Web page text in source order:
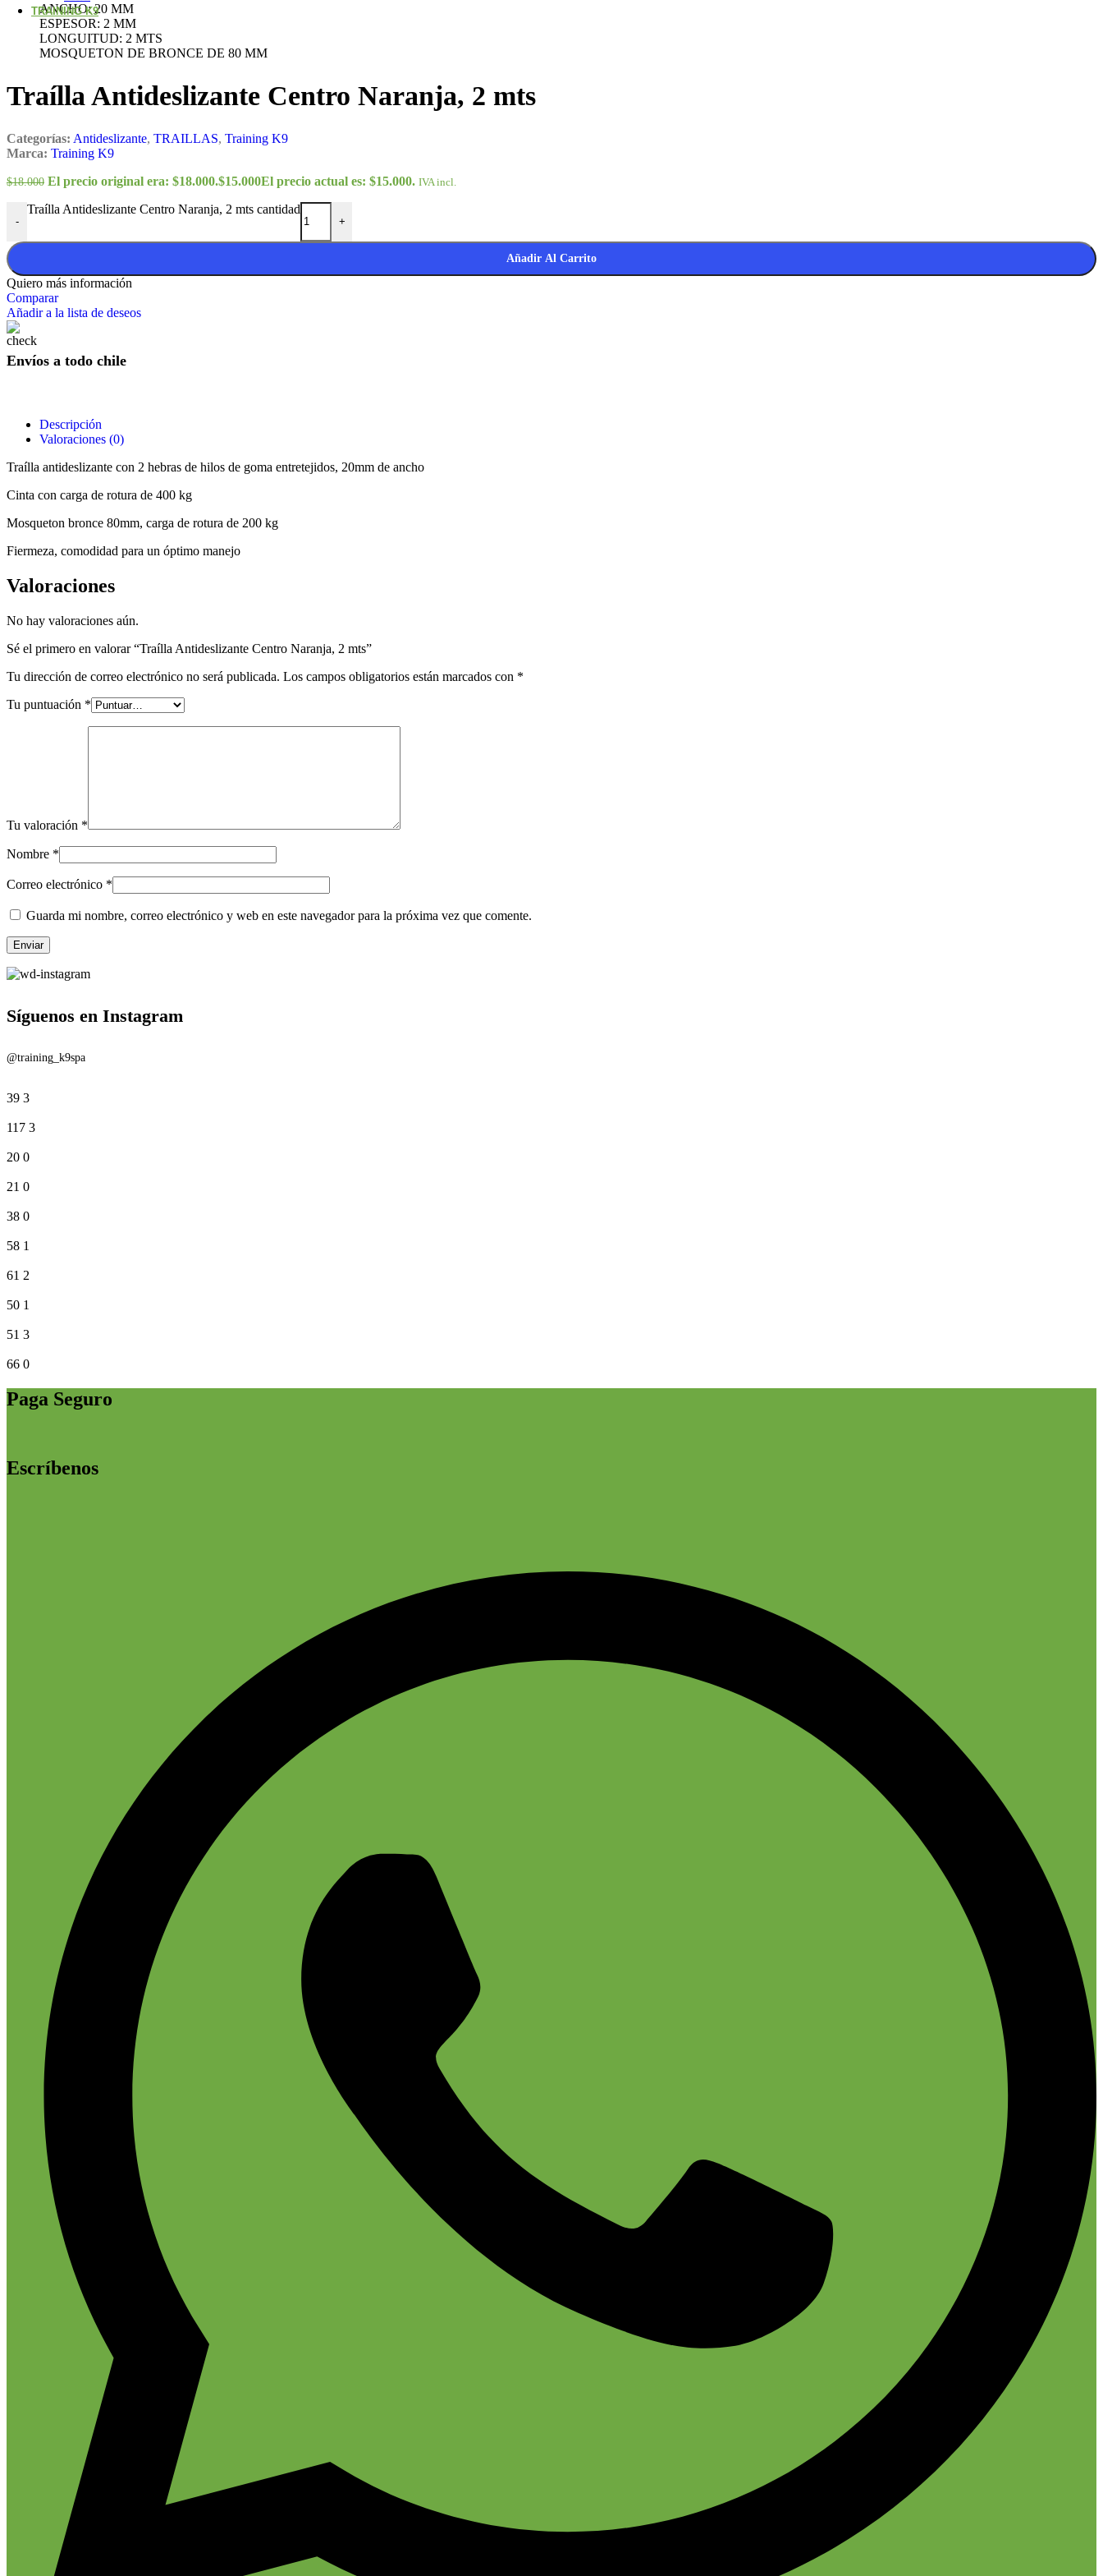
TRAINING K9
ANCHO: 20 MM
ESPESOR: 2 MM
LONGUITUD: 2 MTS
MOSQUETON DE BRONCE DE 80 MM
Traílla Antideslizante Centro Naranja, 2 mts
Categorías: Antideslizante, TRAILLAS, Training K9
Marca: Training K9
$18.000 El precio original era: $18.000.$15.000El precio actual es: $15.000. IVA incl.
-
Traílla Antideslizante Centro Naranja, 2 mts cantidad
+
Añadir Al Carrito
Quiero más información
Comparar
Añadir a la lista de deseos
Envíos a todo chile
Descripción
Valoraciones (0)
Traílla antideslizante con 2 hebras de hilos de goma entretejidos, 20mm de ancho
Cinta con carga de rotura de 400 kg
Mosqueton bronce 80mm, carga de rotura de 200 kg
Fiermeza, comodidad para un óptimo manejo
Valoraciones
No hay valoraciones aún.
Sé el primero en valorar “Traílla Antideslizante Centro Naranja, 2 mts”
Tu dirección de correo electrónico no será publicada. Los campos obligatorios están marcados con *
Tu puntuación *
Tu valoración *
Nombre *
Correo electrónico *
Guarda mi nombre, correo electrónico y web en este navegador para la próxima vez que comente.
Síguenos en Instagram
@training_k9spa
39 3
117 3
20 0
21 0
38 0
58 1
61 2
50 1
51 3
66 0
Paga Seguro
Escríbenos